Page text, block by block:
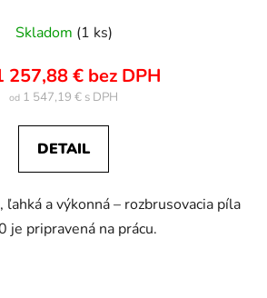
Skladom (1 ks)
257,88 € bez DPH
od 1 547,19 €
DETAIL
ľahká a výkonná – rozbrusovacia píla
je pripravená na prácu.